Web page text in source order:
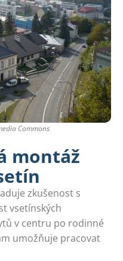
Commons
montáž
zkušenost s
vsetínských
v centru po rodinné
umožňuje pracovat